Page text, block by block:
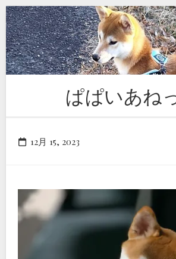
Skip
to
content
ぱぱいあね
12月 15, 2023